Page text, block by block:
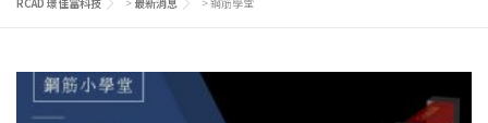
支援與學習 關於我們